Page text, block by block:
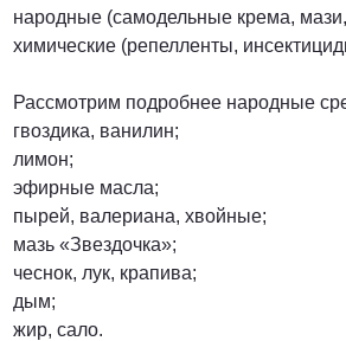
народные (самодельные крема,
химические (репелленты,
Рассмотрим подробнее народные
гвоздика, ванилин;
лимон;
эфирные масла;
пырей, валериана, хвойные;
мазь «Звездочка»;
чеснок, лук, крапива;
дым;
жир, сало.